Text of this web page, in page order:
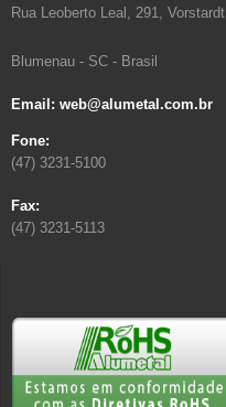
Rua Leoberto Leal, 291, Vorstardt
Blumenau - SC - Brasil
Email: web@alumetal.com.br
Fone:
(47) 3231-5100
Fax:
(47) 3231-5113